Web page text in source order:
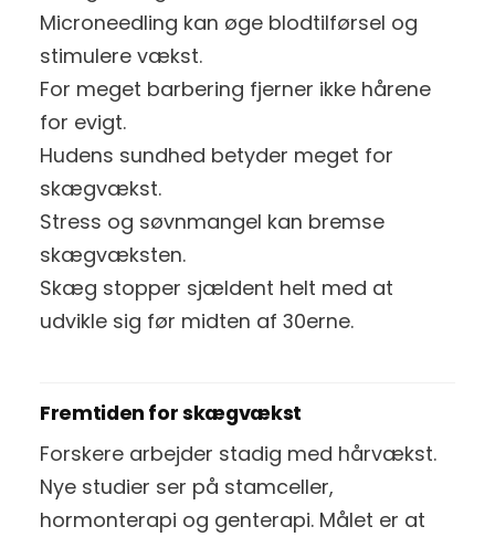
Microneedling kan øge blodtilførsel og
stimulere vækst.
For meget barbering fjerner ikke hårene
for evigt.
Hudens sundhed betyder meget for
skægvækst.
Stress og søvnmangel kan bremse
skægvæksten.
Skæg stopper sjældent helt med at
udvikle sig før midten af 30erne.
Fremtiden for skægvækst
Forskere arbejder stadig med hårvækst.
Nye studier ser på stamceller,
hormonterapi og genterapi. Målet er at